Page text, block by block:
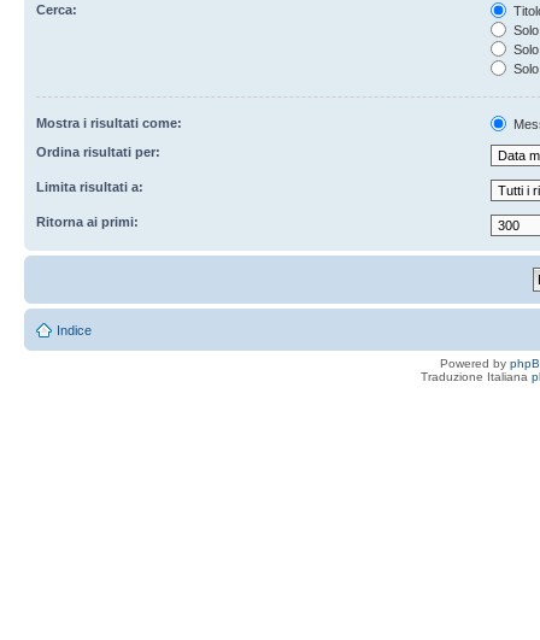
Cerca:
Mostra i risultati come:
Ordina risultati per:
Limita risultati a:
Ritorna ai primi:
Indice
Powered by
Traduzione Italiana